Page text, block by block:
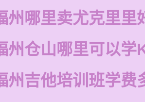
州哪里卖尤克里里
州仓山哪里可以学
州吉他培训班学费